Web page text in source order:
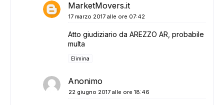
MarketMovers.it
17 marzo 2017 alle ore 07:42
Atto giudiziario da AREZZO AR, probabile
multa
Elimina
Anonimo
22 giugno 2017 alle ore 18:46